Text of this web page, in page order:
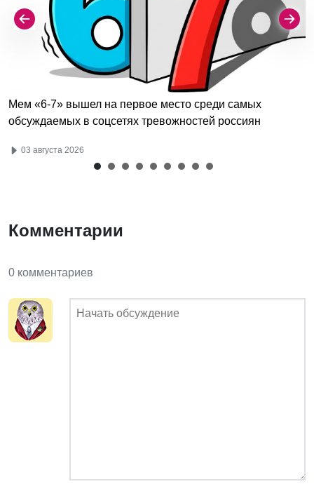
Мем «6-7» вышел на первое место среди самых
обсуждаемых в соцсетях тревожностей россиян
03 августа 2026
Комментарии
0 комментариев